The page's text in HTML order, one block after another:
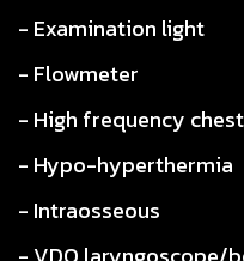
- Examination light
- Flowmeter
- High frequency
- Hypo-hyperthermia
- Intraosseous